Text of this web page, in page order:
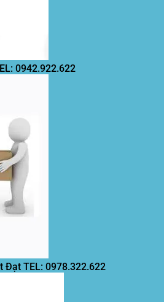
0942.922.622
Đạt TEL: 0978.322.622